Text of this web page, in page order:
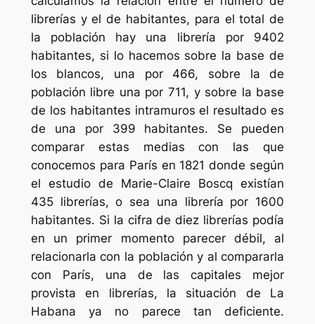
librerías y el de habitantes, para el total de
la población hay una librería por 9402
habitantes, si lo hacemos sobre la base de
los blancos, una por 466, sobre la de
población libre una por 711, y sobre la base
de los habitantes intramuros el resultado es
de una por 399 habitantes. Se pueden
comparar estas medias con las que
conocemos para París en 1821 donde según
el estudio de Marie-Claire Boscq existían
435 librerías, o sea una librería por 1600
habitantes. Si la cifra de diez librerías podía
en un primer momento parecer débil, al
relacionarla con la población y al compararla
con París, una de las capitales mejor
provista en librerías, la situación de La
Habana ya no parece tan deficiente.